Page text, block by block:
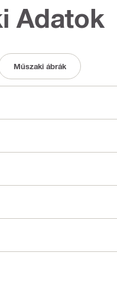
Adatok
Műszaki ábrák